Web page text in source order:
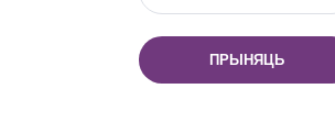
Усе правы абаронены:
ПРЫНЯЦЬ